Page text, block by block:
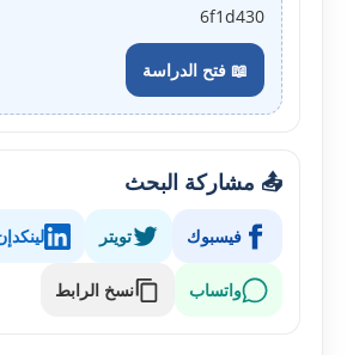
6f1d430
📖 فتح الدراسة
📤 مشاركة البحث
فيسبوك تويتر
واتساب نسخ الرابط